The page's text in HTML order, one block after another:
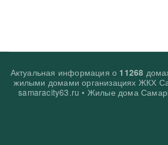
Актуальная информация о 11268
жилыми домами организациях ЖКХ
samaracity63.ru • Жилые дома